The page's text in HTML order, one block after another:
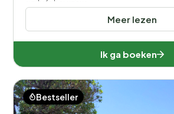
Voorzieningen
Wellness
Meer lezen
Ik ga boeken
Bestseller